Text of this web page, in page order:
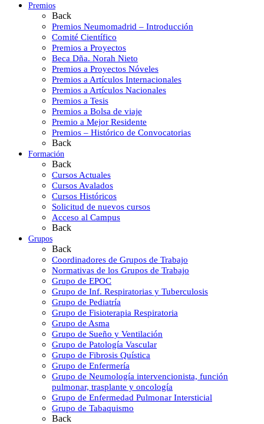
Premios
Back
Premios Neumomadrid – Introducción
Comité Científico
Premios a Proyectos
Beca Dña. Norah Nieto
Premios a Proyectos Nóveles
Premios a Artículos Internacionales
Premios a Artículos Nacionales
Premios a Tesis
Premios a Bolsa de viaje
Premio a Mejor Residente
Premios – Histórico de Convocatorias
Back
Formación
Back
Cursos Actuales
Cursos Avalados
Cursos Históricos
Solicitud de nuevos cursos
Acceso al Campus
Back
Grupos
Back
Coordinadores de Grupos de Trabajo
Normativas de los Grupos de Trabajo
Grupo de EPOC
Grupo de Inf. Respiratorias y Tuberculosis
Grupo de Pediatría
Grupo de Fisioterapia Respiratoria
Grupo de Asma
Grupo de Sueño y Ventilación
Grupo de Patología Vascular
Grupo de Fibrosis Quística
Grupo de Enfermería
Grupo de Neumología intervencionista, función
pulmonar, trasplante y oncología
Grupo de Enfermedad Pulmonar Intersticial
Grupo de Tabaquismo
Back